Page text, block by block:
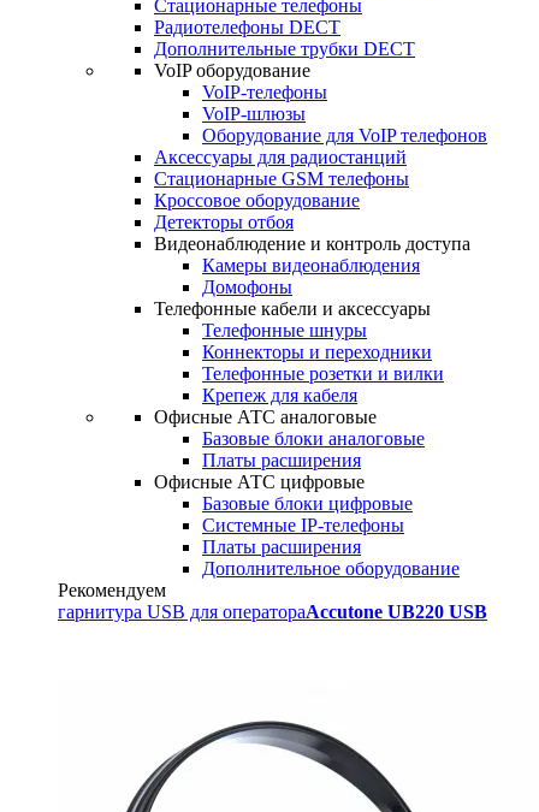
Стационарные телефоны
Радиотелефоны DECT
Дополнительные трубки DECT
VoIP оборудование
VoIP-телефоны
VoIP-шлюзы
Оборудование для VoIP телефонов
Аксессуары для радиостанций
Стационарные GSM телефоны
Кроссовое оборудование
Детекторы отбоя
Видеонаблюдение и контроль доступа
Камеры видеонаблюдения
Домофоны
Телефонные кабели и аксессуары
Телефонные шнуры
Коннекторы и переходники
Телефонные розетки и вилки
Крепеж для кабеля
Офисные АТС аналоговые
Базовые блоки аналоговые
Платы расширения
Офисные АТС цифровые
Базовые блоки цифровые
Системные IP-телефоны
Платы расширения
Дополнительное оборудование
Рекомендуем
гарнитура USB для оператораAccutone UB220 USB